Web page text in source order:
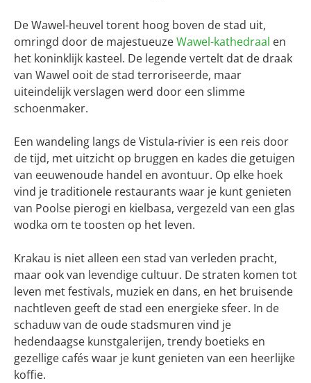
De Wawel-heuvel torent hoog boven de stad uit,
omringd door de majestueuzeWawel-kathedraal en
het koninklijk kasteel. De legende vertelt dat de draak
van Wawel ooit de stad terroriseerde, maar
uiteindelijk verslagen werd door een slimme
schoenmaker.
Een wandeling langs de Vistula-rivier is een reis door
de tijd, met uitzicht op bruggen en kades die getuigen
van eeuwenoude handel en avontuur. Op elke hoek
vind je traditionele restaurants waar je kunt genieten
van Poolse pierogi en kielbasa, vergezeld van een glas
wodka om te toosten op het leven.
Krakau is niet alleen een stad van verleden pracht,
maar ook van levendige cultuur. De straten komen tot
leven met festivals, muziek en dans, en het bruisende
nachtleven geeft de stad een energieke sfeer. In de
schaduw van de oude stadsmuren vind je
hedendaagse kunstgalerijen, trendy boetieks en
gezellige cafés waar je kunt genieten van een heerlijke
koffie.